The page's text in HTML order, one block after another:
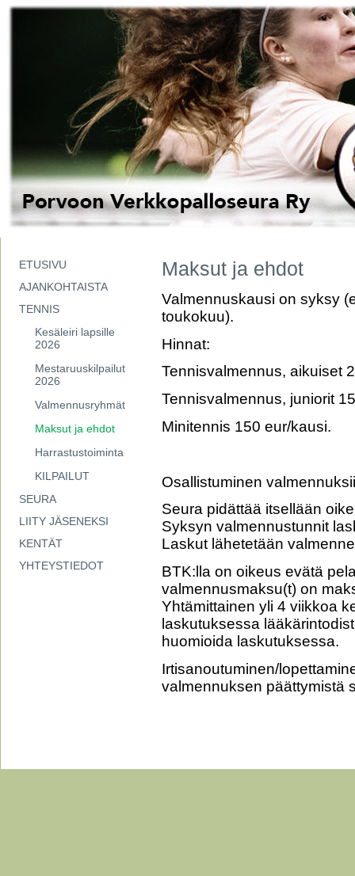
ETUSIVU
AJANKOHTAISTA
TENNIS
Kesäleiri lapsille
2026
Mestaruuskilpailut
2026
Valmennusryhmät
Maksut ja ehdot
Harrastustoiminta
KILPAILUT
SEURA
LIITY JÄSENEKSI
KENTÄT
YHTEYSTIEDOT
Maksut ja ehdot
Valmennuskausi on syksy
toukokuu).
Hinnat:
Tennisvalmennus, aikuiset
Tennisvalmennus, juniorit
Minitennis 150 eur/kausi.
Osallistuminen
Seura pidättää itsellään
Syksyn valmennustunnit
Laskut lähetetään
BTK:lla on oikeus evätä
valmennusmaksu(t) on
Yhtämittainen yli 4 viikkoa
laskutuksessa
huomioida laskutuksessa.
Irtisanoutuminen/
valmennuksen päättymistä